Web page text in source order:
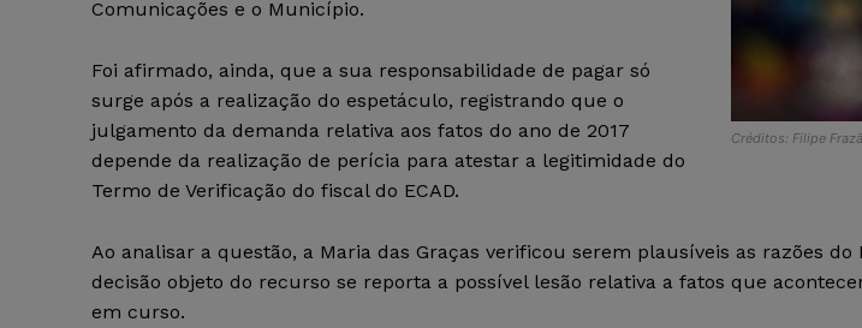
Créditos: Filipe
Comunicações e o Município.
Foi afirmado, ainda, que a sua responsabilidade de pagar só
surge após a realização do espetáculo, registrando que o
julgamento da demanda relativa aos fatos do ano de 2017
depende da realização de perícia para atestar a legitimidade do
Termo de Verificação do fiscal do ECAD.
Ao analisar a questão, a Maria das Graças verificou serem plausíveis as razões
decisão objeto do recurso se reporta a possível lesão relativa a fatos que
em curso.